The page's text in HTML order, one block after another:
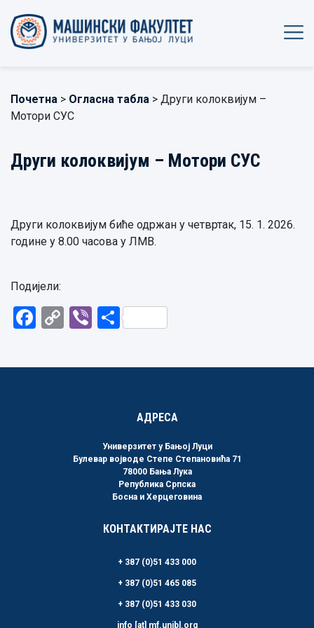
Почетна > Огласна табла > Други колоквијум –
Мотори СУС
Други колоквијум – Мотори СУС
Други колоквијум биће одржан у четвртак, 15. 1. 2026.
године у 8.00 часова у ЛМВ.
Подијели:
Facebook
CopyViberShare
АДРЕСА
Универзитет у Бањој Луци
Булевар војводе Степе Степановића 71
78000 Бања Лука
Република Српска
Босна и Херцеговина
КОНТАКТИРАЈТЕ НАС
+ 387 (0)51 433 000
+ 387 (0)51 465 085
+ 387 (0)51 433 030
info [at] mf.unibl.org